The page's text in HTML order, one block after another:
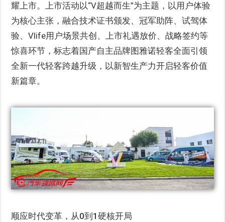
耀上市。上市活动以“V超越而生”为主题，以用户体验
为核心主张，融合技术证书颁发、冠军助阵、试驾体
验、Vlife用户场景共创、上市礼遇放价、战略签约等
惊喜环节，标志着国产自主品牌图雅诺轻客全面引领
全新一代轻客跨越升级，以新智生产力开启轻客价值
新篇章。
顺应时代变革，从0到1硬核开局